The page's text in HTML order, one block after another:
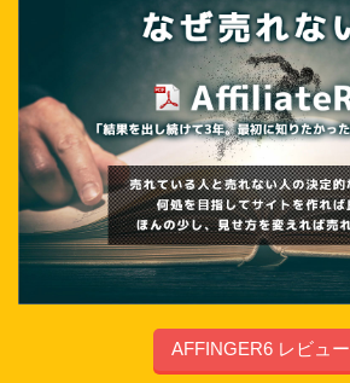
AFFINGER6 レビュー